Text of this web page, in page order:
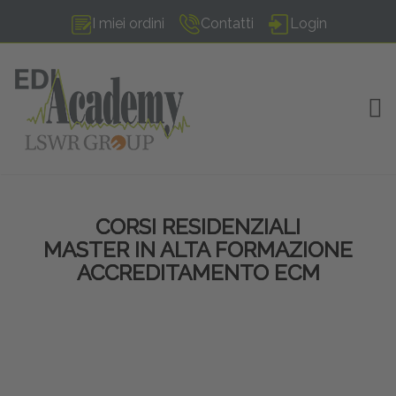
I miei ordini Contatti Login
CORSI RESIDENZIALI
MASTER IN ALTA FORMAZIONE
ACCREDITAMENTO ECM